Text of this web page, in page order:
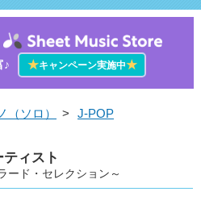
♪
★キャンペーン実施中★
（ソロ） > J-POP
ィスト
ード・セレクション～